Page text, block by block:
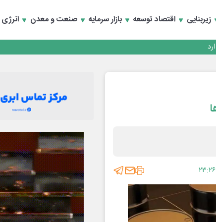
زیربنایی اقتصاد توسعه بازار سرمایه صنعت و معدن انرژی
۲۳:۲۶